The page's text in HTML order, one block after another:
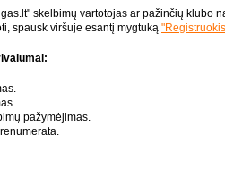
skelbimų vartotojas ar pažinčių klubo
spausk viršuje esantį mygtuką
pažymėjimas.